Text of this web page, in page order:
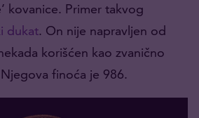
kovanice. Primer takvog
dukat. On nije napravljen od
korišćen kao zvanično
finoća je 986.